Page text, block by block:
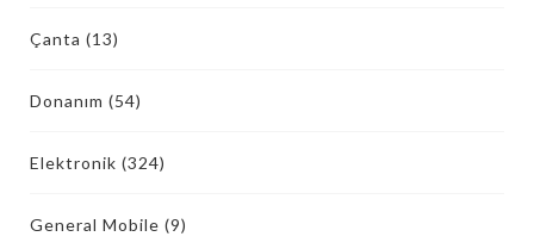
Çanta (13)
Donanım (54)
Elektronik (324)
General Mobile (9)